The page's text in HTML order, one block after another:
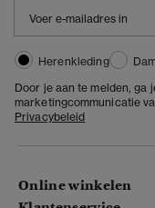
Herenkleding
Door je aan te melden, ga
marketingcommunicatie
Privacybeleid
Online winkelen